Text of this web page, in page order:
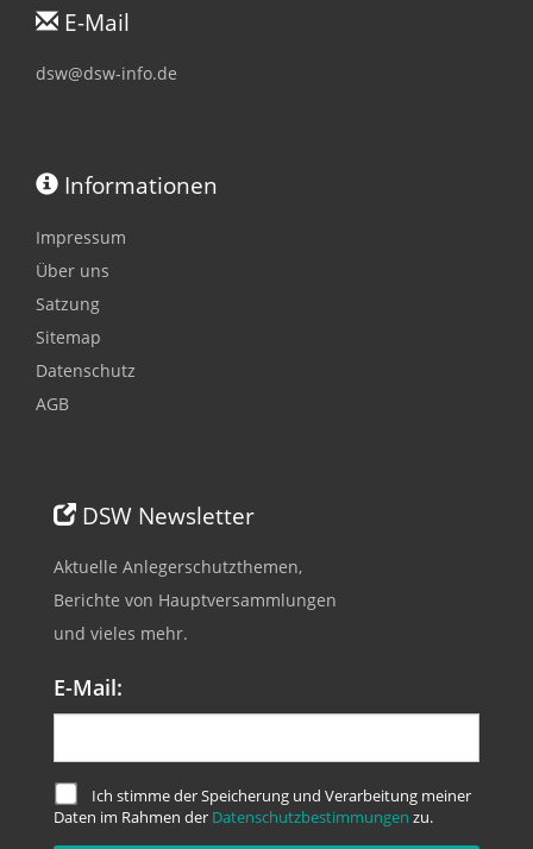
E-Mail
dsw@dsw-info.de
Informationen
Impressum
Über uns
Satzung
Sitemap
Datenschutz
AGB
DSW Newsletter
Aktuelle Anlegerschutzthemen,
Berichte von Hauptversammlungen
und vieles mehr.
E-Mail:
Ich stimme der Speicherung und Verarbeitung meiner
Daten im Rahmen der Datenschutzbestimmungen zu.